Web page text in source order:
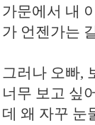
가문에서 내
가 언젠가는
그러나 오빠,
너무 보고 싶
데 왜 자꾸 눈